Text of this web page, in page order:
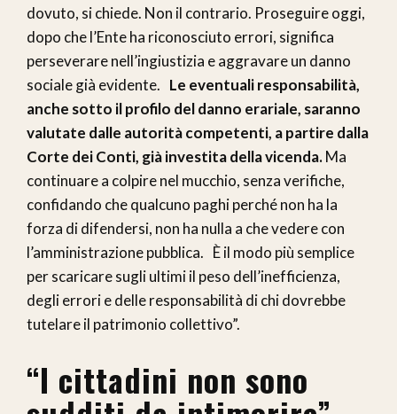
dovuto, si chiede. Non il contrario. Proseguire oggi,
dopo che l’Ente ha riconosciuto errori, significa
perseverare nell’ingiustizia e aggravare un danno
sociale già evidente. Le eventuali responsabilità,
anche sotto il profilo del danno erariale, saranno
valutate dalle autorità competenti, a partire dalla
Corte dei Conti, già investita della vicenda.Ma
continuare a colpire nel mucchio, senza verifiche,
confidando che qualcuno paghi perché non ha la
forza di difendersi, non ha nulla a che vedere con
l’amministrazione pubblica. È il modo più semplice
per scaricare sugli ultimi il peso dell’inefficienza,
degli errori e delle responsabilità di chi dovrebbe
tutelare il patrimonio collettivo”.
“I cittadini non sono